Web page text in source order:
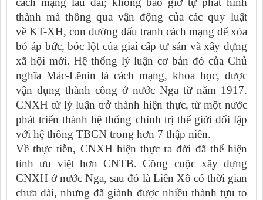
thành mà thông qua vận động của các quy luật
về KT-XH, con đường đấu tranh cách mạng để xóa
bỏ áp bức, bóc lột của giai cấp tư sản và xây dựng
xã hội mới. Hệ thống lý luận cơ bản đó của Chủ
nghĩa Mác-Lênin là cách mạng, khoa học, được
vận dụng thành công ở nước Nga từ năm 1917.
CNXH từ lý luận trở thành hiện thực, từ một nước
phát triển thành hệ thống chính trị thế giới đối lập
với hệ thống TBCN trong hơn 7 thập niên.
Về thực tiễn, CNXH hiện thực ra đời đã thể hiện
tính ưu việt hơn CNTB. Công cuộc xây dựng
CNXH ở nước Nga, sau đó là Liên Xô có thời gian
chưa dài, nhưng đã giành được nhiều thành tựu to